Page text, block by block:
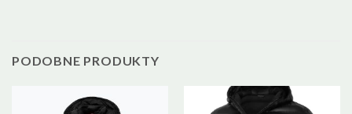
PODOBNE PRODUKTY